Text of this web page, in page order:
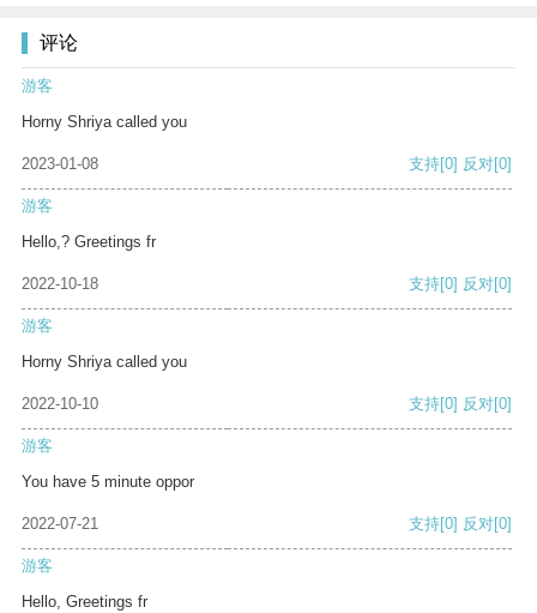
评论
游客
Horny Shriya called you
2023-01-08 支持[0] 反对[0]
游客
Hello,? Greetings fr
2022-10-18 支持[0] 反对[0]
游客
Horny Shriya called you
2022-10-10 支持[0] 反对[0]
游客
You have 5 minute oppor
2022-07-21 支持[0] 反对[0]
游客
Hello, Greetings fr